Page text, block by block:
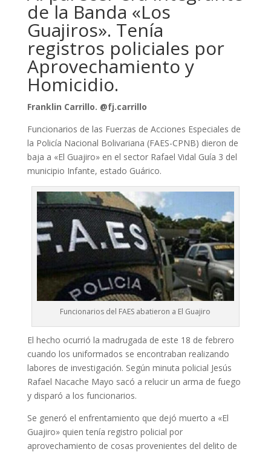
de la Banda «Los
Guajiros». Tenía
registros policiales por
Aprovechamiento y
Homicidio.
Franklin Carrillo. @fj.carrillo
Funcionarios de las Fuerzas de Acciones Especiales de
la Policía Nacional Bolivariana (FAES-CPNB) dieron de
baja a «El Guajiro» en el sector Rafael Vidal Guía 3 del
municipio Infante, estado Guárico.
Funcionarios del FAES abatieron a El Guajiro
El hecho ocurrió la madrugada de este 18 de febrero
cuando los uniformados se encontraban realizando
labores de investigación. Según minuta policial Jesús
Rafael Nacache Mayo sacó a relucir un arma de fuego
y disparó a los funcionarios.
Se generó el enfrentamiento que dejó muerto a «El
Guajiro» quien tenía registro policial por
aprovechamiento de cosas provenientes del delito de